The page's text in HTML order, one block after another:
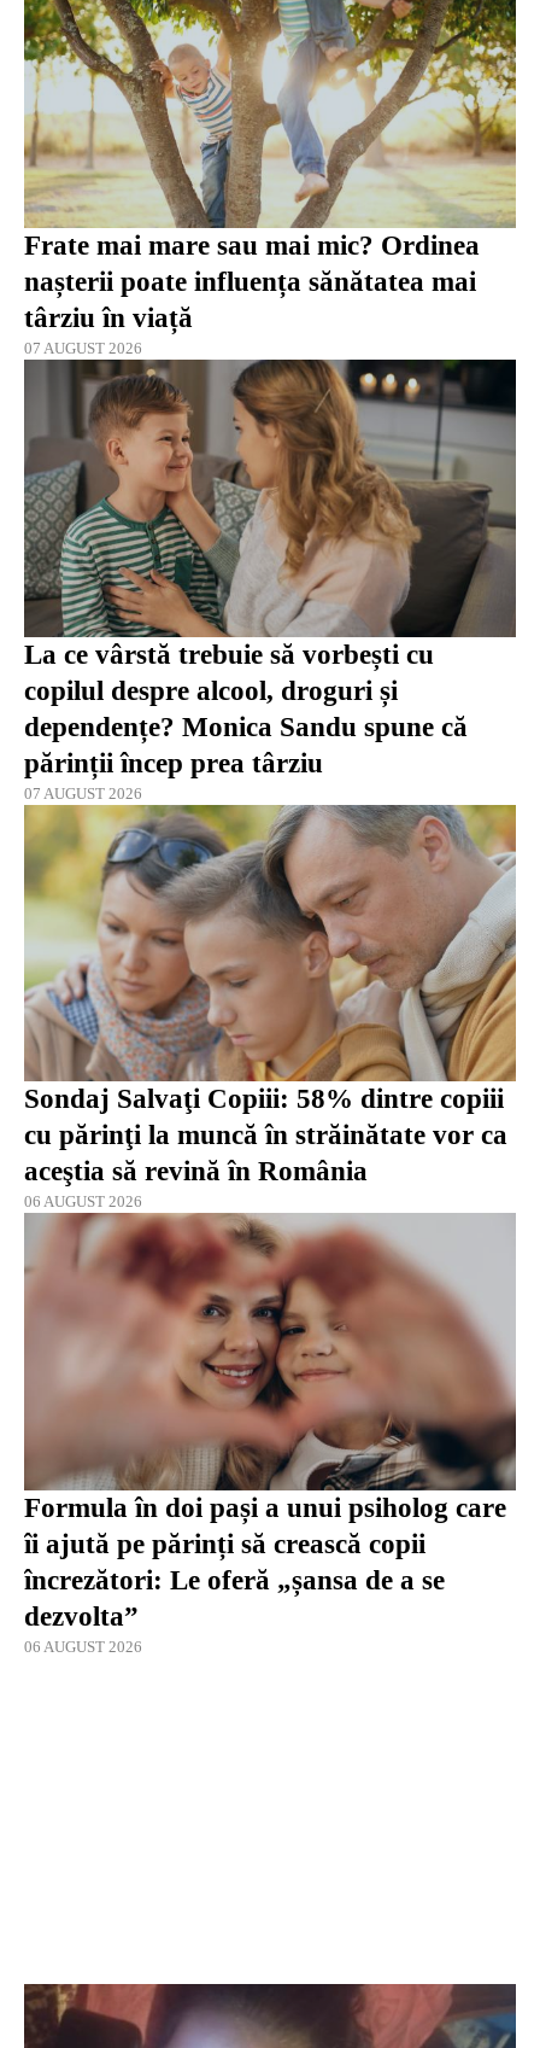
Frate mai mare sau mai mic? Ordinea
nașterii poate influența sănătatea mai
târziu în viață
07 AUGUST 2026
La ce vârstă trebuie să vorbești cu
copilul despre alcool, droguri și
dependențe? Monica Sandu spune că
părinții încep prea târziu
07 AUGUST 2026
Sondaj Salvaţi Copiii: 58% dintre copiii
cu părinţi la muncă în străinătate vor ca
aceştia să revină în România
06 AUGUST 2026
Formula în doi pași a unui psiholog care
îi ajută pe părinți să crească copii
încrezători: Le oferă „șansa de a se
dezvolta”
06 AUGUST 2026